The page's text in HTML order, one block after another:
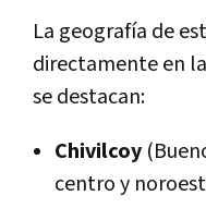
La geografía de
directamente en
se destacan:
Chivilcoy
centro y